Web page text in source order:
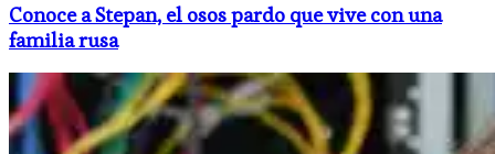
Conoce a Stepan, el osos pardo que vive con una
familia rusa